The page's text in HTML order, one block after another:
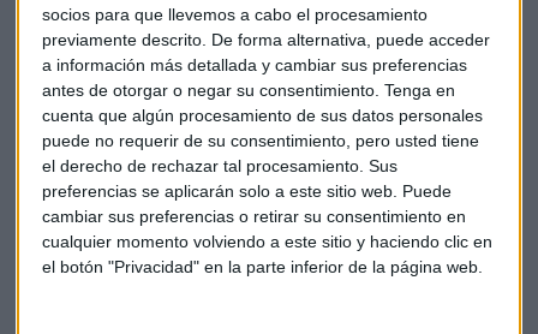
socios para que llevemos a cabo el procesamiento
previamente descrito. De forma alternativa, puede acceder
a información más detallada y cambiar sus preferencias
antes de otorgar o negar su consentimiento. Tenga en
cuenta que algún procesamiento de sus datos personales
puede no requerir de su consentimiento, pero usted tiene
el derecho de rechazar tal procesamiento. Sus
preferencias se aplicarán solo a este sitio web. Puede
cambiar sus preferencias o retirar su consentimiento en
cualquier momento volviendo a este sitio y haciendo clic en
el botón "Privacidad" en la parte inferior de la página web.
La situación jurídica
AENAha llevado el caso al Tribunal Supremo con el fin de
cambiar estas tarifas, sin embargo la compañía propone
que no se actualice ahora si no para los años 2027- 2031, con
el fin de que las aerolíneas no sufran tras la pandemia el
coste de estas tarifas.
DORA, es el documento que creo el Gobierno con el fin de
regular y garantizar el uso adecuado de las infraestructuras